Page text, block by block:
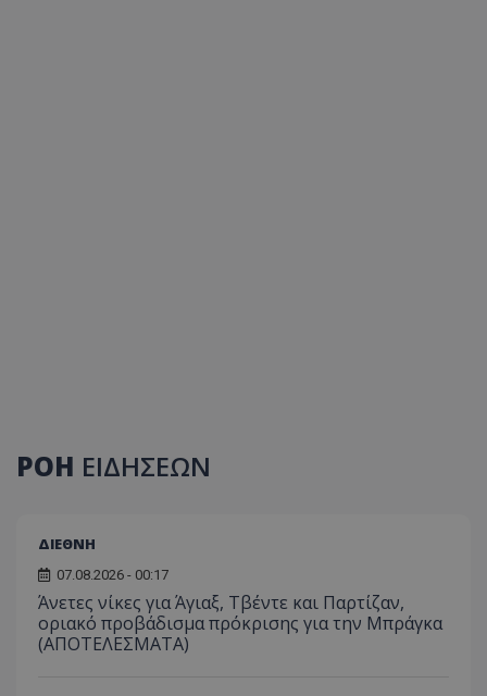
ΡΟΗ ΕΙΔΗΣΕΩΝ
ΔΙΕΘΝΗ
07.08.2026 - 00:17
Άνετες νίκες για Άγιαξ, Τβέντε και Παρτίζαν,
οριακό προβάδισμα πρόκρισης για την Μπράγκα
(ΑΠΟΤΕΛΕΣΜΑΤΑ)